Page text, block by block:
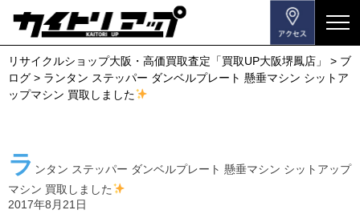
メ
ニ
ュ
ー
す
リサイクルショップ大阪・高価買取査定「買取UP大阪堺鳳店」 > ブ
ログ > ランタン ステッパー ダンベルプレート 懸垂マシン シットア
ップマシン 買取しました
ラ ンタン ステッパー ダンベルプレート 懸垂マシン シットアップ
マシン 買取しました
2017年8月21日